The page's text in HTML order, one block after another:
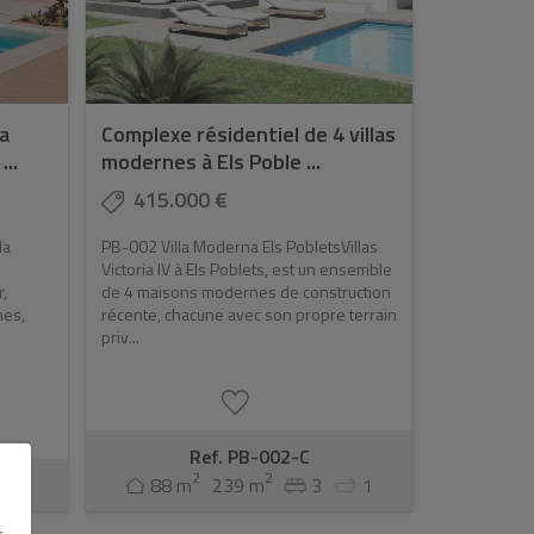
Complexe résidentiel de 4 villas
modernes à Els Poble ...
415.000 €
PB-002 Villa Moderna Els PobletsVillas
Victoria IV à Els Poblets, est un ensemble
de 4 maisons modernes de construction
récente, chacune avec son propre terrain
priv...
Ref. PB-002-C
88 m2 239 m2 3 1